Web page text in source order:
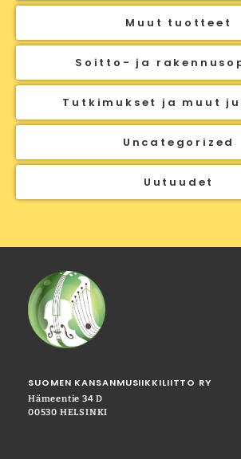
Muut tuotteet
Soitto- ja
Tutkimukset ja muut
Uncategorized
Uutuudet
SUOMEN KANSANMUSIIKKILIITTO RY
Hämeentie 34 D
00530 HELSINKI